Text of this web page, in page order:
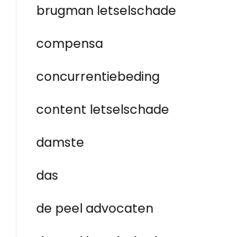
brugman letselschade
compensa
concurrentiebeding
content letselschade
damste
das
de peel advocaten